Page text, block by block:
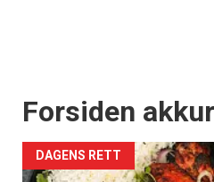
Forsiden
DAGENS RETT